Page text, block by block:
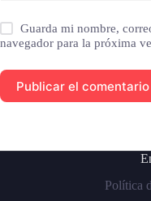
Guarda mi nombre,
navegador para la próxima
Publicar el comentario
Política